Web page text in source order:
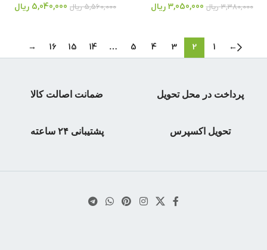
3,380,000 ریال 3,050,000 ریال 5,560,000 ریال 5,040,000 ریال
←
1
2
3
4
5
…
14
15
16
→
ضمانت اصالت کالا پرداخت در محل تحویل
پشتیبانی ۲۴ ساعته تحویل اکسپرس